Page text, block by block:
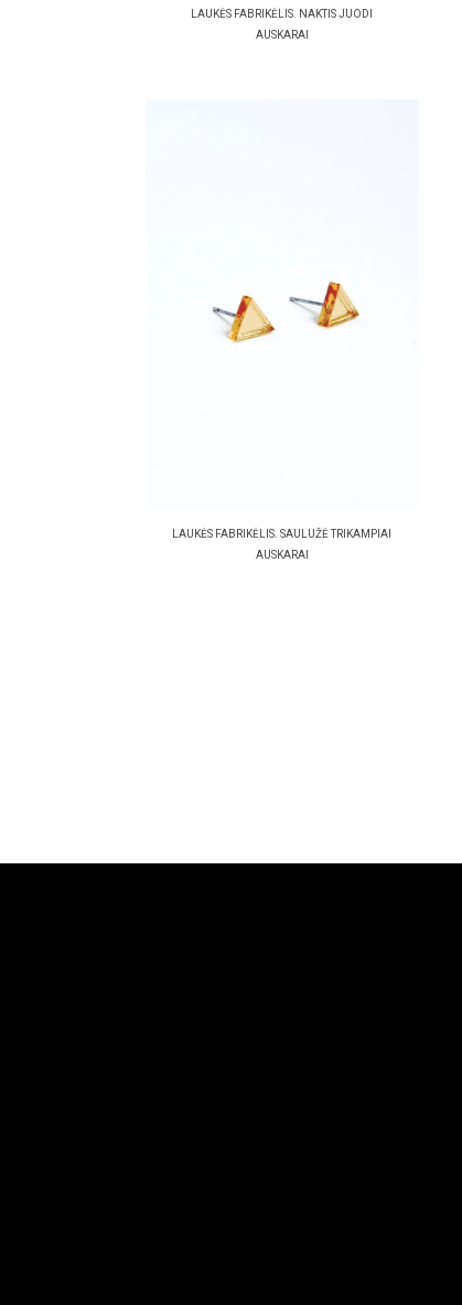
LAUKĖS FABRIKĖLIS. NAKTIS JUODI
AUSKARAI
LAUKĖS FABRIKĖLIS. SAULUŽĖ TRIKAMPIAI
AUSKARAI